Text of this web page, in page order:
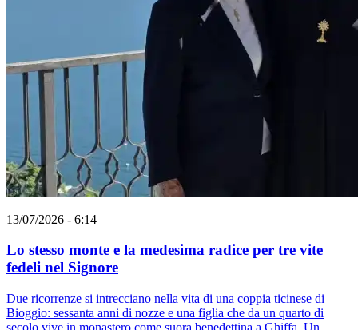
13/07/2026 - 6:14
Lo stesso monte e la medesima radice per tre vite
fedeli nel Signore
Due ricorrenze si intrecciano nella vita di una coppia ticinese di
Bioggio: sessanta anni di nozze e una figlia che da un quarto di